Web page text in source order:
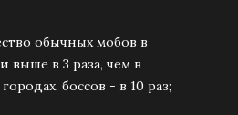
обычных мобов в
выше в 3 раза, чем в
боссов - в 10 раз;